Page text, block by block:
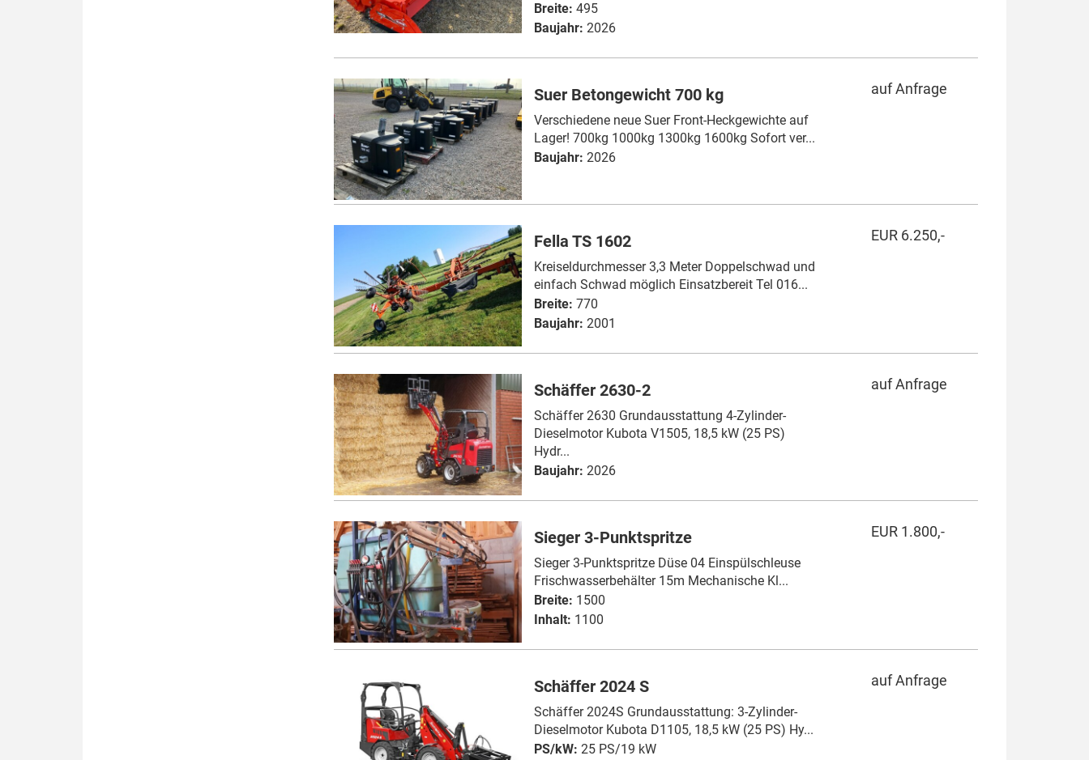
Breite: 495
Baujahr: 2026
Suer Betongewicht 700 kg
Verschiedene neue Suer Front-Heckgewichte auf
Lager! 700kg 1000kg 1300kg 1600kg Sofort ver...
Baujahr: 2026
auf Anfrage
Fella TS 1602
Kreiseldurchmesser 3,3 Meter Doppelschwad und
einfach Schwad möglich Einsatzbereit Tel 016...
Breite: 770
Baujahr: 2001
EUR 6.250,-
Schäffer 2630-2
Schäffer 2630 Grundausstattung 4-Zylinder-
Dieselmotor Kubota V1505, 18,5 kW (25 PS)
Hydr...
Baujahr: 2026
auf Anfrage
Sieger 3-Punktspritze
Sieger 3-Punktspritze Düse 04 Einspülschleuse
Frischwasserbehälter 15m Mechanische Kl...
Breite: 1500
Inhalt: 1100
EUR 1.800,-
Schäffer 2024 S
Schäffer 2024S Grundausstattung: 3-Zylinder-
Dieselmotor Kubota D1105, 18,5 kW (25 PS) Hy...
PS/kW: 25 PS/19 kW
auf Anfrage